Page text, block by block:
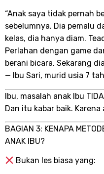
“Anak saya tidak pernah
sebelumnya. Dia pemalu
kelas, dia hanya diam.
Perlahan dengan game
berani bicara. Sekarang
— Ibu Sari, murid usia 7
Ibu, masalah anak Ibu
Dan itu kabar baik.
BAGIAN 3: KENAPA
ANAK IBU?
Bukan les biasa yang: